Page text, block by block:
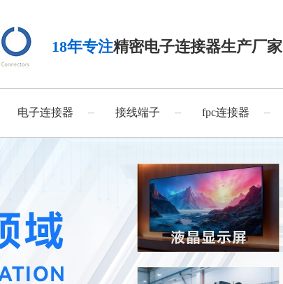
18年专注精密电子连接器生产厂家
电子连接器 接线端子 fpc连接器